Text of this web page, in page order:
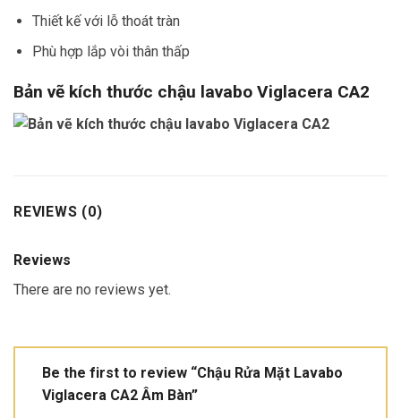
Thiết kế với lỗ thoát tràn
Phù hợp lắp vòi thân thấp
Bản vẽ kích thước chậu lavabo Viglacera CA2
REVIEWS (0)
Reviews
There are no reviews yet.
Be the first to review “Chậu Rửa Mặt Lavabo
Viglacera CA2 Âm Bàn”